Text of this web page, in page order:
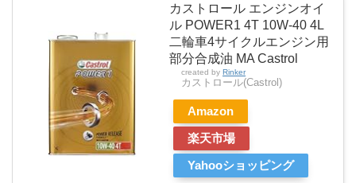
カストロール エンジンオイ
ル POWER1 4T 10W-40 4L
二輪車4サイクルエンジン用
部分合成油 MA Castrol
created by Rinker
カストロール(Castrol)
Amazon
楽天市場
Yahooショッピング